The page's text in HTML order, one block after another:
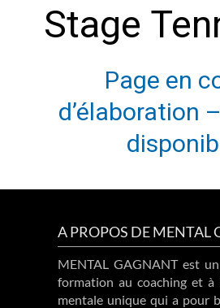
Stage
Page en
d’élaboration
A PROPOS DE MENTAL
MENTAL GAGNANT est
formation au coaching et à
mentale unique qui a pour